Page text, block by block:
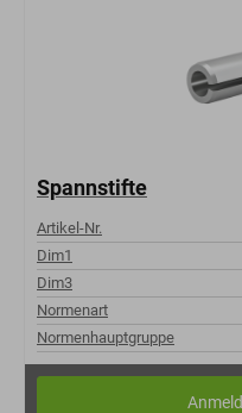
Spannstifte
Artikel-Nr.
Dim1
Dim3
Normenart
Normenhauptgruppe